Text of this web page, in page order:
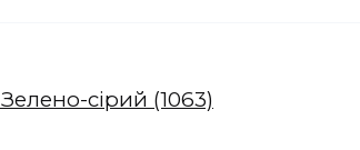
сірий (1063)